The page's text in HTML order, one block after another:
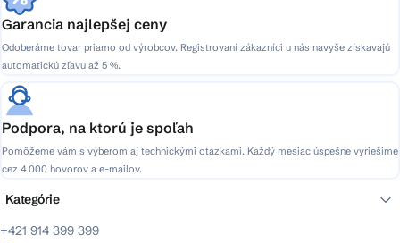
Garancia najlepšej ceny
Odoberáme tovar priamo od výrobcov. Registrovaní zákazníci u nás navyše získavajú
automatickú zľavu až 5 %.
Podpora, na ktorú je spoľah
Pomôžeme vám s výberom aj technickými otázkami. Každý mesiac úspešne vyriešime
cez 4 000 hovorov a e-mailov.
+421 914 399 399
Kategórie